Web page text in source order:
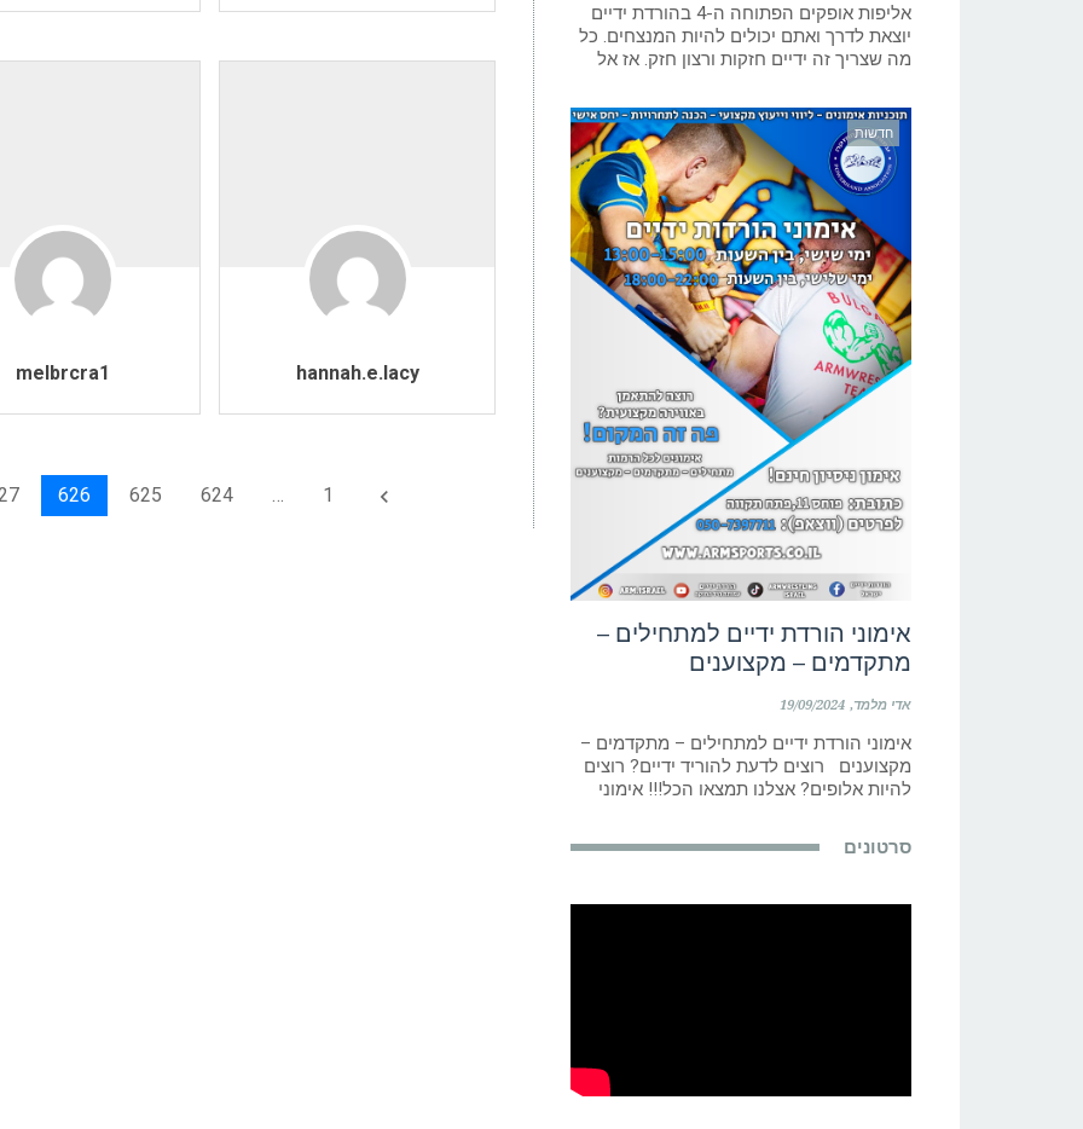
melbrcra1 hannah.e.lacy
keyboard_arrow_left
1
…
624
625
626
אליפות אופקים הפתוחה ה-4 בהורדת ידיים
יוצאת לדרך ואתם יכולים להיות המנצחים. כל
מה שצריך זה ידיים חזקות ורצון חזק. אז אל
חדשות
אימוני הורדת ידיים למתחילים –
מתקדמים – מקצוענים
אדי מלמד 19/09/2024
אימוני הורדת ידיים למתחילים – מתקדמים –
מקצוענים רוצים לדעת להוריד ידיים? רוצים
להיות אלופים? אצלנו תמצאו הכל!!! אימוני
סרטונים